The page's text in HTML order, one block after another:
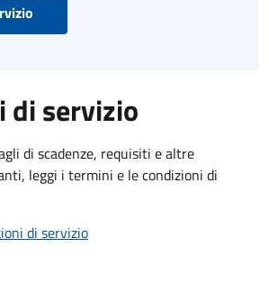
di servizio
di scadenze, requisiti e altre
leggi i termini e le condizioni di
di servizio